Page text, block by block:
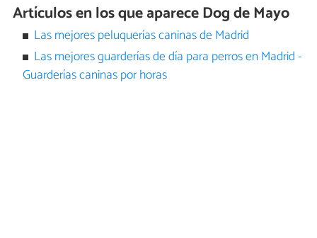
Artículos en los que aparece Dog de Mayo
Las mejores peluquerías caninas de Madrid
Las mejores guarderías de día para perros en Madrid -
Guarderías caninas por horas